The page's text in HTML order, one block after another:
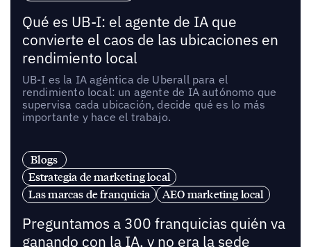
Qué es UB-I: el agente de IA que
convierte el caos de las ubicaciones en
rendimiento local
UB-I es la IA agéntica de Uberall para el
rendimiento local: un agente de IA autónomo que
supervisa cada ubicación, decide qué es lo más
importante y hace el trabajo.
Blogs
Estrategia de marketing local
Las marcas de franquicia
AEO marketing local
Preguntamos a 300 franquicias quién va
ganando con la IA, y no era la sede